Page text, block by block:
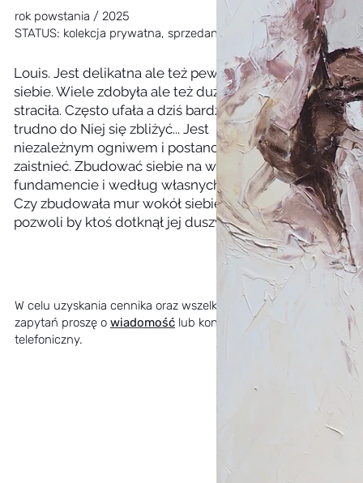
rok powstania / 2025
STATUS: kolekcja prywatna, sprzedany
Louis. Jest delikatna ale też pewna
siebie. Wiele zdobyła ale też dużo
straciła. Często ufała a dziś bardzo
trudno do Niej się zbliżyć... Jest
niezależnym ogniwem i postanowiła
zaistnieć. Zbudować siebie na własnym
fundamencie i według własnych zasad.
Czy zbudowała mur wokół siebie? Czy
pozwoli by ktoś dotknął jej duszy?
W celu uzyskania cennika oraz wszelkich
zapytań proszę o wiadomość lub kontakt
telefoniczny.